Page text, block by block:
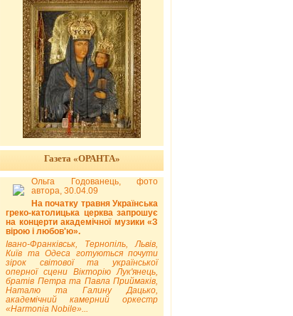
Газета «ОРАНТА»
Ольга Годованець, фото
автора, 30.04.09
На початку травня Українська
греко-католицька церква запрошує
на концерти академічної музики «З
вірою і любов'ю».
Івано-Франківськ, Тернопіль, Львів,
Київ та Одеса готуються почути
зірок світової та української
оперної сцени Вікторію Лук'янець,
братів Петра та Павла Приймаків,
Наталю та Галину Дацько,
академічний камерний оркестр
«Harmonia Nobile»...